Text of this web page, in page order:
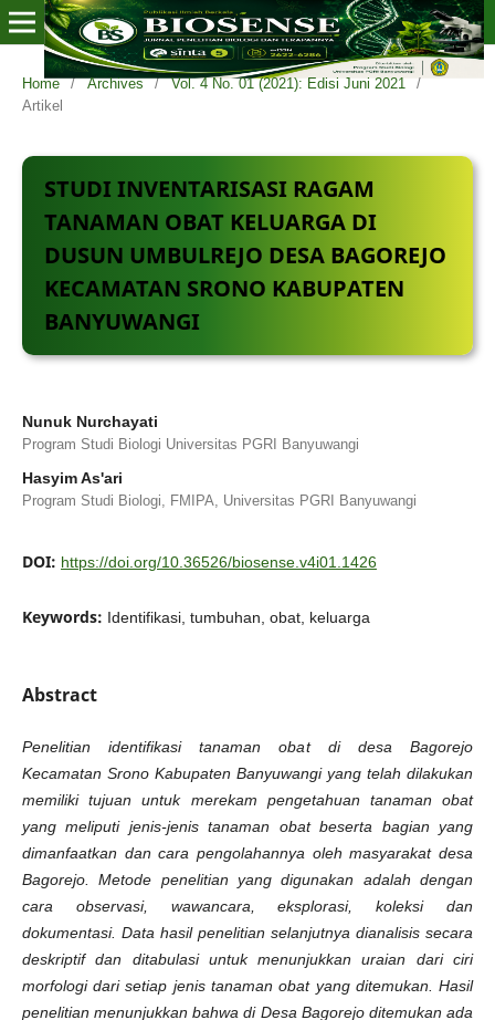
Home / Archives / Vol. 4 No. 01 (2021): Edisi Juni 2021
/
Artikel
STUDI INVENTARISASI RAGAM
TANAMAN OBAT KELUARGA DI
DUSUN UMBULREJO DESA BAGOREJO
KECAMATAN SRONO KABUPATEN
BANYUWANGI
Nunuk Nurchayati
Program Studi Biologi Universitas PGRI Banyuwangi
Hasyim As'ari
Program Studi Biologi, FMIPA, Universitas PGRI Banyuwangi
DOI: https://doi.org/10.36526/biosense.v4i01.1426
Keywords: Identifikasi, tumbuhan, obat, keluarga
Abstract
Penelitian identifikasi tanaman obat di desa Bagorejo
Kecamatan Srono Kabupaten Banyuwangi yang telah dilakukan
memiliki tujuan untuk merekam pengetahuan tanaman obat
yang meliputi jenis-jenis tanaman obat beserta bagian yang
dimanfaatkan dan cara pengolahannya oleh masyarakat desa
Bagorejo. Metode penelitian yang digunakan adalah dengan
cara observasi, wawancara, eksplorasi, koleksi dan
dokumentasi. Data hasil penelitian selanjutnya dianalisis secara
deskriptif dan ditabulasi untuk menunjukkan uraian dari ciri
morfologi dari setiap jenis tanaman obat yang ditemukan. Hasil
penelitian menunjukkan bahwa di Desa Bagorejo ditemukan ada